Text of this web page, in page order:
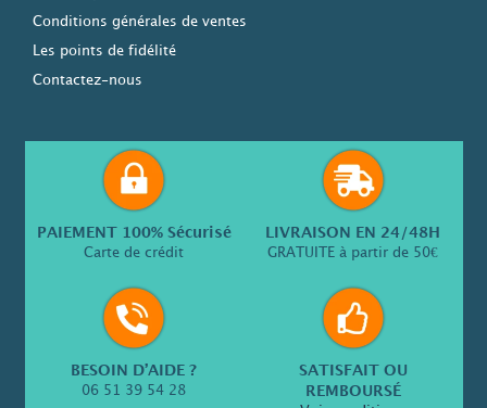
Conditions générales de ventes
Les points de fidélité
Contactez-nous
PAIEMENT 100% Sécurisé
Carte de crédit
LIVRAISON EN 24/48H
GRATUITE à partir de 50€
BESOIN D’AIDE ?
06 51 39 54 28
SATISFAIT OU
REMBOURSÉ